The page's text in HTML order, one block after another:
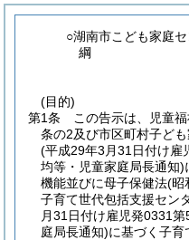
○湖南市こども家庭
綱
(目的)
第1条
この告示は、児童
条の2及び市区町村子ど
(平成29年3月31日付け雇
均等・児童家庭局長通知)
機能並びに母子保健法(昭
子育て世代包括支援セン
月31日付け雇児発0331
庭局長通知)に基づく子育